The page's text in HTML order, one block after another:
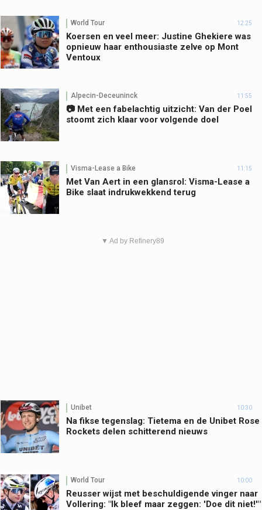
World Tour 12:25
Koersen en veel meer: Justine Ghekiere was
opnieuw haar enthousiaste zelve op Mont
Ventoux
Alpecin-Deceuninck 11:55
📷 Met een fabelachtig uitzicht: Van der Poel
stoomt zich klaar voor volgende doel
Visma-Lease a Bike 11:15
Met Van Aert in een glansrol: Visma-Lease a
Bike slaat indrukwekkend terug
▼ Ad by Refinery89
Unibet 10:30
Na fikse tegenslag: Tietema en de Unibet Rose
Rockets delen schitterend nieuws
World Tour 10:00
Reusser wijst met beschuldigende vinger naar
Vollering: "Ik bleef maar zeggen: 'Doe dit niet!'"